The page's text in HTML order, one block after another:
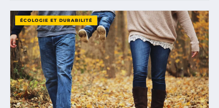
ÉCOLOGIE ET DURABILITÉ